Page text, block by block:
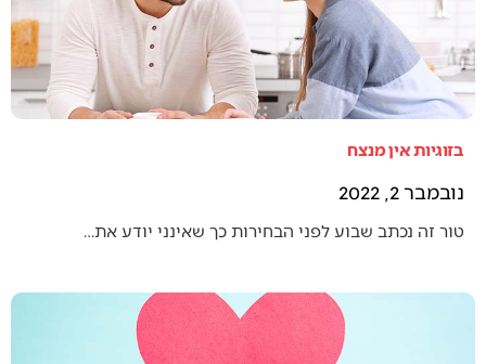
בזוגיות אין מנצח
נובמבר 2, 2022
טור זה נכתב שבוע לפני הבחירות כך שאינני יודע את…